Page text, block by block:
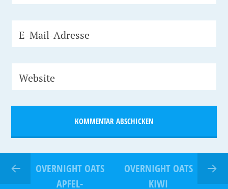
E-Mail-Adresse
Website
OVERNIGHT OATS
APFEL-
OVERNIGHT OATS
KIWI